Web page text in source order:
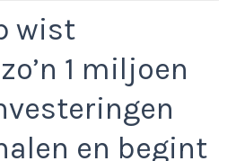
wist
1 miljoen
en begint